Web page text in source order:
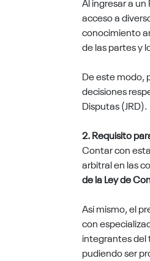
acceso a
conocimiento
de las partes y
De este modo,
decisiones
Disputas (JRD).
2. Requisito
Contar con
arbitralen las
de la Ley de
Así mismo, el
con
integrantes del
pudiendo ser